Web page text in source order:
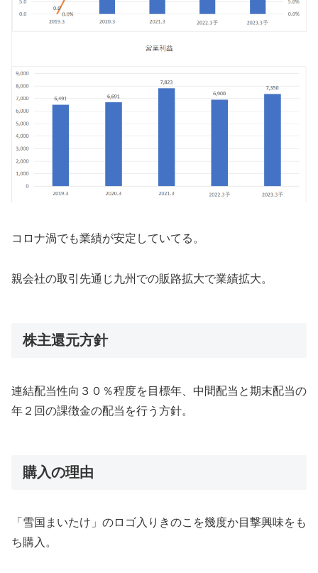
コロナ渦でも業績が安定していてる。
親会社の取引先通じ九州での販路拡大で業績拡大。
株主還元方針
連結配当性向３０％程度を目標年、中間配当と期末配当の
年２回の課徴金の配当を行う方針。
購入の理由
「雪国まいたけ」のロゴ入りきのこを幾度か目撃興味をも
ち購入。